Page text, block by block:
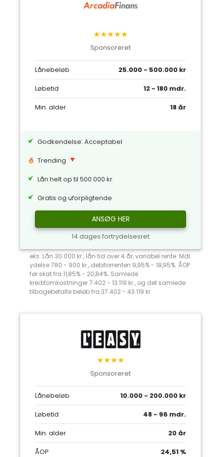
★★★★★
Sponsoreret
Lånebeløb
25.000 - 500.000 kr
Løbetid
12 - 180 mdr.
Min. alder
18 år
Godkendelse: Acceptabel
Trending
Lån helt op til 500.000 kr.
Gratis og uforpligtende
ANSØG HER
14 dages fortrydelsesret
eks: Lån 30.000 kr., lån tid over 4 år, variabel rente: Mdl.
ydelse 780 - 900 kr., debitorrenten 9,95% - 18,95%. ÅOP
før skat fra 11,85% - 20,84%. Samlede
kreditomkostninger 7.402 - 13.119 kr., og det samlede
tilbagebetalte beløb fra 37.402 - 43.119 kr.
★★★★
Sponsoreret
Lånebeløb
10.000 - 200.000 kr
Løbetid
48 - 96 mdr.
Min. alder
20 år
ÅOP
24,51 %